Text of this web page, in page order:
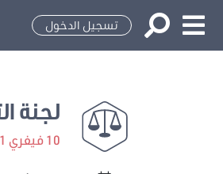
تسجيل الدخول
لجنة
10 فيفري 2021